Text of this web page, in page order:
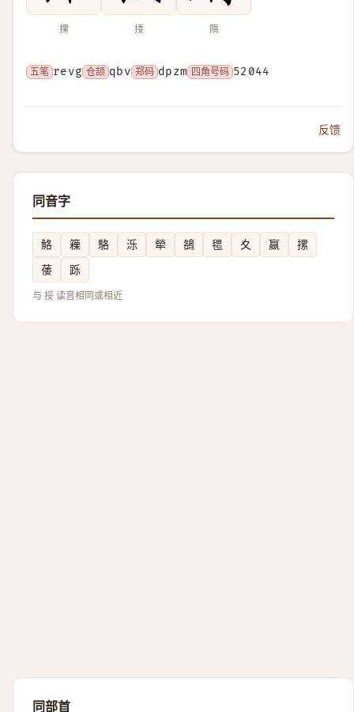
捰 捼 隋
五笔 revg 仓颉 qbv 郑码 dpzm 四角号码 52044
反馈
同音字
鮥 䉓 駱 泺 犖 鵅 毸 夊 䇔
摞
䔀
跞
与 挼 读音相同或相近
同部首